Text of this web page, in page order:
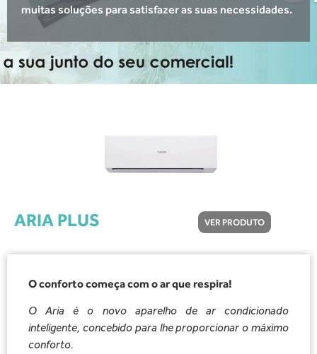
muitas soluções para satisfazer as suas necessidades.
ARIA PLUS VER PRODUTO
O conforto começa com o ar que respira!
O Aria é o novo aparelho de ar condicionado
inteligente, concebido para lhe proporcionar o máximo
conforto.